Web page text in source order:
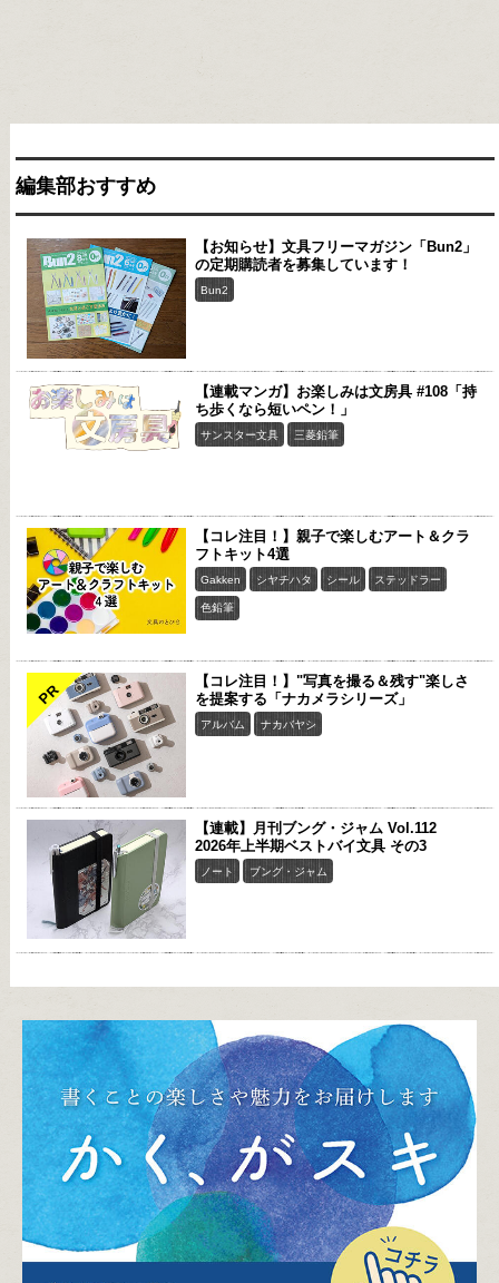
編集部おすすめ
【お知らせ】文具フリーマガジン「Bun2」
の定期購読者を募集しています！
Bun2
【連載マンガ】お楽しみは文房具 #108「持
ち歩くなら短いペン！」
サンスター文具 三菱鉛筆
【コレ注目！】親子で楽しむアート＆クラ
フトキット4選
Gakken シヤチハタ シール ステッドラー
色鉛筆
PR
【コレ注目！】"写真を撮る＆残す"楽しさ
を提案する「ナカメラシリーズ」
アルバム ナカバヤシ
【連載】月刊ブング・ジャム Vol.112
2026年上半期ベストバイ文具 その3
ノート ブング・ジャム